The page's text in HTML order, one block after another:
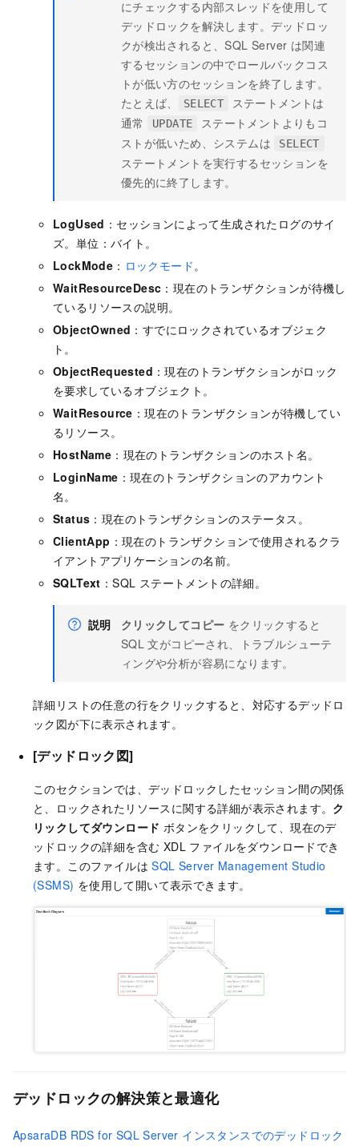
にチェックする内部スレッドを使用して
デッドロックを解決します。デッドロッ
クが検出されると、SQL Server は関連
するセッションの中でロールバックコス
トが低い方のセッションを終了します。
たとえば、
SELECT
ステートメントは
通常
UPDATE
ステートメントよりもコ
ストが低いため、システムは
SELECT
ステートメントを実行するセッションを
優先的に終了します。
LogUsed ：セッションによって生成されたログのサイ
ズ。単位：バイト。
LockMode ： ロックモード 。
WaitResourceDesc ：現在のトランザクションが待機し
ているリソースの説明。
ObjectOwned ：すでにロックされているオブジェク
ト。
ObjectRequested ：現在のトランザクションがロック
を要求しているオブジェクト。
WaitResource ：現在のトランザクションが待機してい
るリソース。
HostName ：現在のトランザクションのホスト名。
LoginName ：現在のトランザクションのアカウント
名。
Status ：現在のトランザクションのステータス。
ClientApp ：現在のトランザクションで使用されるクラ
イアントアプリケーションの名前。
SQLText ：SQL ステートメントの詳細。
説明 クリックしてコピー をクリックすると
SQL 文がコピーされ、トラブルシューテ
ィングや分析が容易になります。
詳細リストの任意の行をクリックすると、対応するデッドロ
ック図が下に表示されます。
[デッドロック図]
このセクションでは、デッドロックしたセッション間の関係
と、ロックされたリソースに関する詳細が表示されます。 ク
リックしてダウンロード ボタンをクリックして、現在のデ
ッドロックの詳細を含む XDL ファイルをダウンロードでき
ます。このファイルはSQL Server Management Studio
(SSMS) を使用して開いて表示できます。
デッドロックの解決策と最適化
ApsaraDB RDS for SQL Server インスタンスでのデッドロック